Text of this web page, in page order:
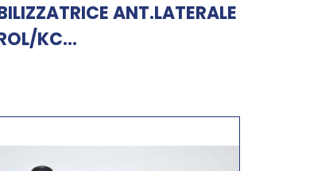
ANT.LATERALE
KC...